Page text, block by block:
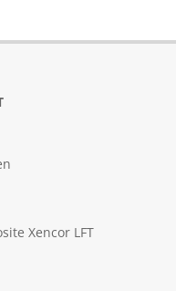
Xencor LFT